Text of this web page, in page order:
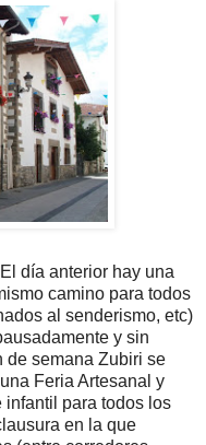
día anterior hay una
camino para todos
al senderismo, etc)
y sin
de semana Zubiri se
Feria Artesanal y
infantil para todos los
en la que